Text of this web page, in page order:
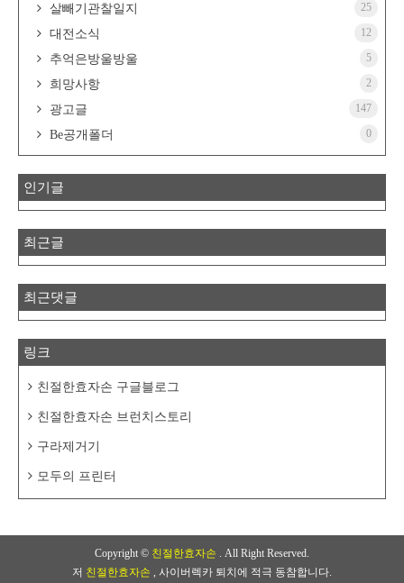
살빼기관찰일지 25
대전소식 12
추억은방울방울 5
희망사항 2
광고글 147
Be공개폴더 0
인기글
최근글
최근댓글
링크
친절한효자손 구글블로그
친절한효자손 브런치스토리
구라제거기
모두의 프린터
Copyright © 친절한효자손 . All Right Reserved.
저 친절한효자손 , 사이버렉카 퇴치에 적극 동참합니다.